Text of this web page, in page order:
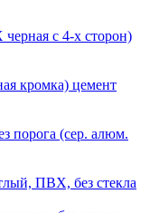
с 4-х сторон)
кромка) цемент
порога (сер. алюм.
ПВХ, без стекла